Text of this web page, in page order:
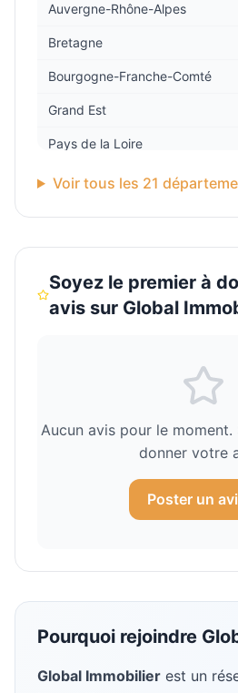
Auvergne-Rhône-Alpes
Bretagne
Bourgogne-Franche-Comté
Grand Est
Pays de la Loire
Normandie
Voir tous les 21
Soyez le premier à
avis sur Global
Aucun avis pour le
donner votre
Poster un
Pourquoi rejoindre
Global Immobilier est un